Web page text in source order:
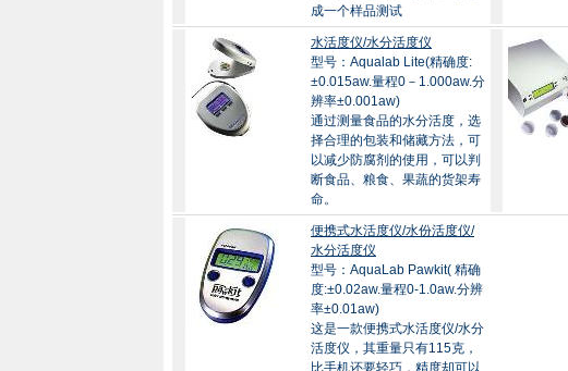
成一个样品测试
水活度仪/水分活度仪
型号：Aqualab Lite(精确度:
±0.015aw.量程0－1.000aw.分
辨率±0.001aw)
通过测量食品的水分活度，选
择合理的包装和储藏方法，可
以减少防腐剂的使用，可以判
断食品、粮食、果蔬的货架寿
命。
便携式水活度仪/水份活度仪/
水分活度仪
型号：AquaLab Pawkit( 精确
度:±0.02aw.量程0-1.0aw.分辨
率±0.01aw)
这是一款便携式水活度仪/水分
活度仪，其重量只有115克，
比手机还要轻巧，精度却可以